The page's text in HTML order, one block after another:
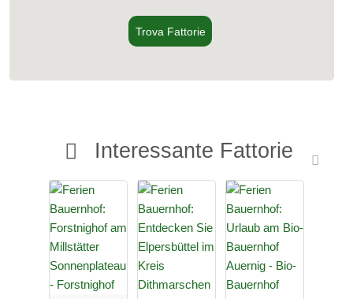
Trova Fattorie
Interessante Fattorie